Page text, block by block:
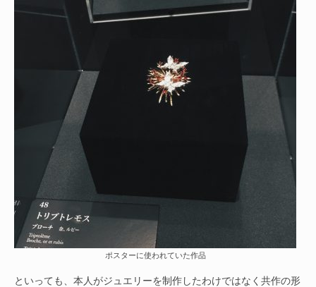
ポスターに使われていた作品
といっても、本人がジュエリーを制作したわけではなく共作の形